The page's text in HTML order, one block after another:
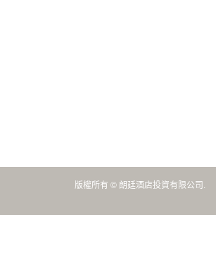
版權所有 © 朗廷酒店投資有限公司.